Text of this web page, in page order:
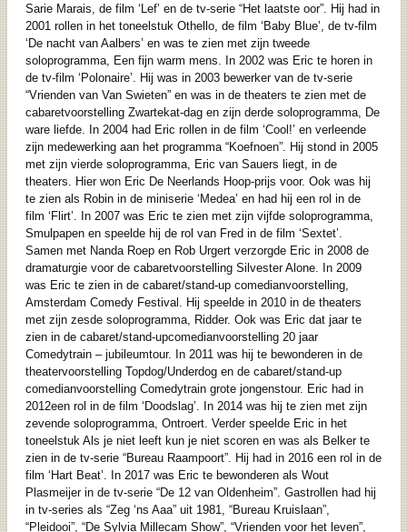
Sarie Marais, de film ‘Lef’ en de tv-serie “Het laatste oor”. Hij had in
2001 rollen in het toneelstuk Othello, de film ‘Baby Blue’, de tv-film
‘De nacht van Aalbers’ en was te zien met zijn tweede
soloprogramma, Een fijn warm mens. In 2002 was Eric te horen in
de tv-film ‘Polonaire’. Hij was in 2003 bewerker van de tv-serie
“Vrienden van Van Swieten” en was in de theaters te zien met de
cabaretvoorstelling Zwartekat-dag en zijn derde soloprogramma, De
ware liefde. In 2004 had Eric rollen in de film ‘Cool!’ en verleende
zijn medewerking aan het programma “Koefnoen”. Hij stond in 2005
met zijn vierde soloprogramma, Eric van Sauers liegt, in de
theaters. Hier won Eric De Neerlands Hoop-prijs voor. Ook was hij
te zien als Robin in de miniserie ‘Medea’ en had hij een rol in de
film ‘Flirt’. In 2007 was Eric te zien met zijn vijfde soloprogramma,
Smulpapen en speelde hij de rol van Fred in de film ‘Sextet’.
Samen met Nanda Roep en Rob Urgert verzorgde Eric in 2008 de
dramaturgie voor de cabaretvoorstelling Silvester Alone. In 2009
was Eric te zien in de cabaret/stand-up comedianvoorstelling,
Amsterdam Comedy Festival. Hij speelde in 2010 in de theaters
met zijn zesde soloprogramma, Ridder. Ook was Eric dat jaar te
zien in de cabaret/stand-upcomedianvoorstelling 20 jaar
Comedytrain – jubileumtour. In 2011 was hij te bewonderen in de
theatervoorstelling Topdog/Underdog en de cabaret/stand-up
comedianvoorstelling Comedytrain grote jongenstour. Eric had in
2012een rol in de film ‘Doodslag’. In 2014 was hij te zien met zijn
zevende soloprogramma, Ontroert. Verder speelde Eric in het
toneelstuk Als je niet leeft kun je niet scoren en was als Belker te
zien in de tv-serie “Bureau Raampoort”. Hij had in 2016 een rol in de
film ‘Hart Beat’. In 2017 was Eric te bewonderen als Wout
Plasmeijer in de tv-serie “De 12 van Oldenheim”. Gastrollen had hij
in tv-series als “Zeg ‘ns Aaa” uit 1981, “Bureau Kruislaan”,
“Pleidooi”, “De Sylvia Millecam Show”, “Vrienden voor het leven”,